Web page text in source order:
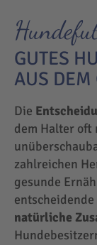
GUTES
AUS DEM
Die
dem Halter oft
zahlreichen
gesunde
natürliche